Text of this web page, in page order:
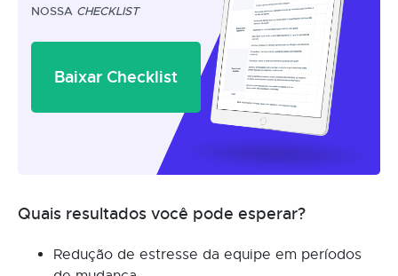
NOSSA CHECKLIST
Baixar Checklist
Quais resultados você pode esperar?
Redução de estresse da equipe em períodos